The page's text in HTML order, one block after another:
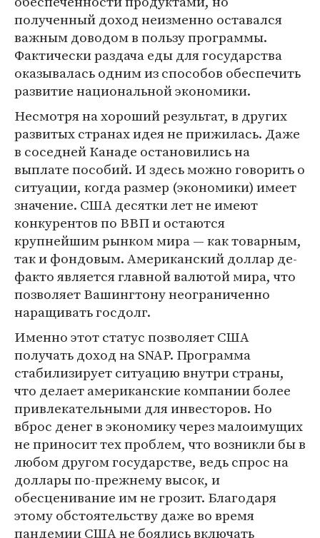
полученный доход неизменно оставался
важным доводом в пользу программы.
Фактически раздача еды для государства
оказывалась одним из способов обеспечить
развитие национальной экономики.
Несмотря на хороший результат, в других
развитых странах идея не прижилась. Даже
в соседней Канаде остановились на
выплате пособий. И здесь можно говорить о
ситуации, когда размер (экономики) имеет
значение. США десятки лет не имеют
конкурентов по ВВП и остаются
крупнейшим рынком мира — как товарным,
так и фондовым. Американский доллар де-
факто является главной валютой мира, что
позволяет Вашингтону неограниченно
наращивать госдолг.
Именно этот статус позволяет США
получать доход на SNAP. Программа
стабилизирует ситуацию внутри страны,
что делает американские компании более
привлекательными для инвесторов. Но
вброс денег в экономику через малоимущих
не приносит тех проблем, что возникли бы в
любом другом государстве, ведь спрос на
доллары по-прежнему высок, и
обесценивание им не грозит. Благодаря
этому обстоятельству даже во время
пандемии США не боялись включать